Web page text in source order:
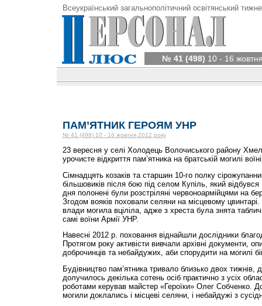
Всеукраїнський загальнополітичний освітянський
№ 41 (498) 10 - 16
ПАМ’ЯТНИК ГЕРОЯМ УНР
№ 41 (498) 10 - 16 жовтня 2012 року
23 вересня у селі Холодець Волочиського району
урочисте відкриття пам’ятника на братській могилі
Сімнадцять козаків та старшин 10-го полку
більшовиків після бою під селом Купіль, який
дня полонені були розстріляні червоноармійцями на
Згодом вояків поховали селяни на місцевому
влади могила вціліла, адже з хреста була знята
самі воїни Армії УНР.
Навесні 2012 р. поховання віднайшли дослідники
Протягом року активісти вивчали архівні документи,
доброчинців та небайдужих, аби спорудити на могилі
Будівництво пам’ятника тривало близько двох тижнів,
долучилось декілька сотень осіб практично з усіх
роботами керував майстер «Героїки» Олег Собченко.
могили доклались і місцеві селяни, і небайдужі з